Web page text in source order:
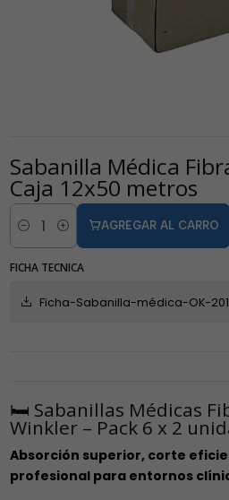
Sabanilla Médica
Caja 12x50 metros
Cantidad
AGREGAR AL CARRO
FICHA TECNICA
Ficha-Sabanilla-médica-OK-
🛏️ Sabanillas Médicas
Winkler – Pack 6 x 2
Absorción superior, corte
profesional para entornos